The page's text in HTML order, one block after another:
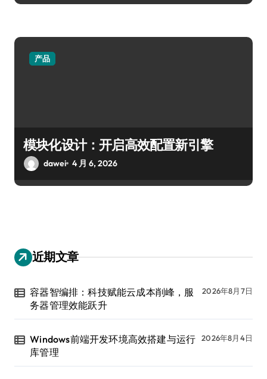
产品
模块化设计：开启高效配置新引擎
dawei 4 月 6, 2026
近期文章
容器智编排：科技赋能云成本削峰，服
务器管理效能跃升
2026年8月7日
Windows前端开发环境高效搭建与运行
库管理
2026年8月4日